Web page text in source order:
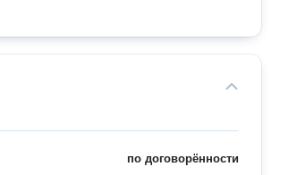
по договорённости